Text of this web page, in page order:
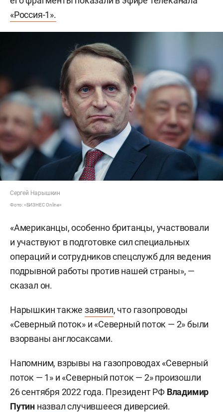
«Россия-1».
Сергей Нарышкин
Фото: «БИЗНЕС Online»
«Американцы, особенно британцы, участвовали
и участвуют в подготовке сил специальных
операций и сотрудников спецслужб для ведения
подрывной работы против нашей страны», —
сказал он.
Нарышкин такжезаявил, что газопроводы
«Северный поток» и «Северный поток — 2» были
взорваны англосаксами.
Напомним, взрывы на газопроводах «Северный
поток — 1» и «Северный поток — 2» произошли
26 сентября 2022 года. Президент РФ Владимир
Путин назвалслучившееся диверсией.